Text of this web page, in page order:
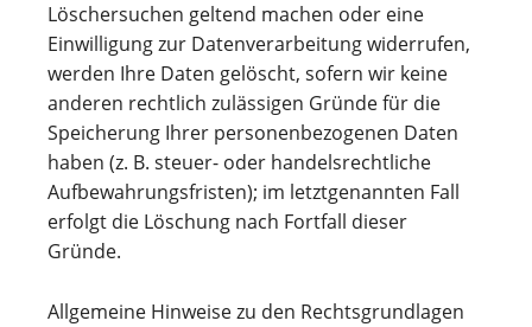
Löschersuchen geltend machen oder eine
Einwilligung zur Datenverarbeitung widerrufen,
werden Ihre Daten gelöscht, sofern wir keine
anderen rechtlich zulässigen Gründe für die
Speicherung Ihrer personenbezogenen Daten
haben (z. B. steuer- oder handelsrechtliche
Aufbewahrungsfristen); im letztgenannten Fall
erfolgt die Löschung nach Fortfall dieser
Gründe.
Allgemeine Hinweise zu den Rechtsgrundlagen